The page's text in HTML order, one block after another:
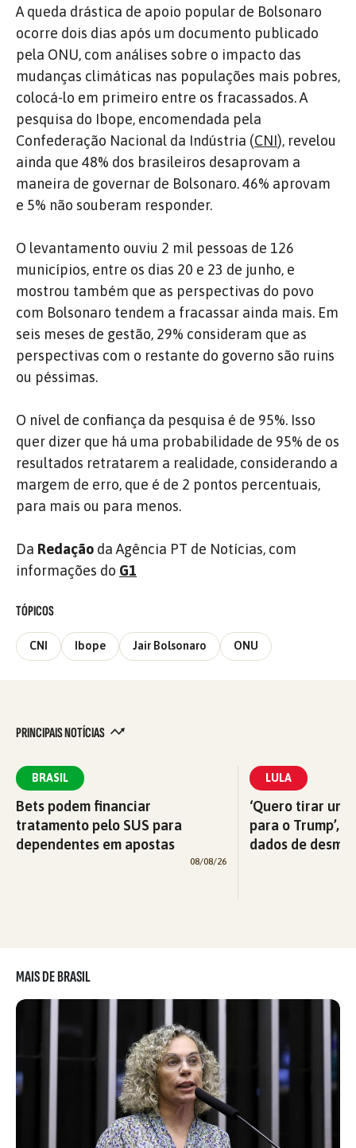
A queda drástica de apoio popular de Bolsonaro
ocorre dois dias após um documento publicado
pela ONU, com análises sobre o impacto das
mudanças climáticas nas populações mais pobres,
colocá-lo em primeiro entre os fracassados. A
pesquisa do Ibope, encomendada pela
Confederação Nacional da Indústria (CNI), revelou
ainda que 48% dos brasileiros desaprovam a
maneira de governar de Bolsonaro. 46% aprovam
e 5% não souberam responder.
O levantamento ouviu 2 mil pessoas de 126
municípios, entre os dias 20 e 23 de junho, e
mostrou também que as perspectivas do povo
com Bolsonaro tendem a fracassar ainda mais. Em
seis meses de gestão, 29% consideram que as
perspectivas com o restante do governo são ruins
ou péssimas.
O nível de confiança da pesquisa é de 95%. Isso
quer dizer que há uma probabilidade de 95% de os
resultados retratarem a realidade, considerando a
margem de erro, que é de 2 pontos percentuais,
para mais ou para menos.
Da Redação da Agência PT de Notícias, com
informações do G1
TÓPICOS
CNI Ibope Jair Bolsonaro ONU
PRINCIPAIS NOTÍCIAS
BRASIL
Bets podem financiar
tratamento pelo SUS para
dependentes em apostas
08/08/26
LULA
‘Quero tirar
para o Trump’,
dados de
MAIS DE BRASIL